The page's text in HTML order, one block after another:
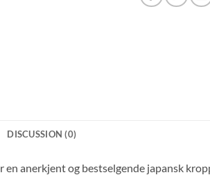
DISCUSSION (0)
en anerkjent og bestselgende japansk